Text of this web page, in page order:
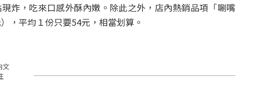
炸，吃來口感外酥內嫩。除此之外，店內熱銷品項「唰嘴
，平均１份只要54元，相當划算。
文